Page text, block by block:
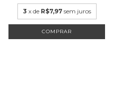
3 x de R$7,97 sem juros
COMPRAR